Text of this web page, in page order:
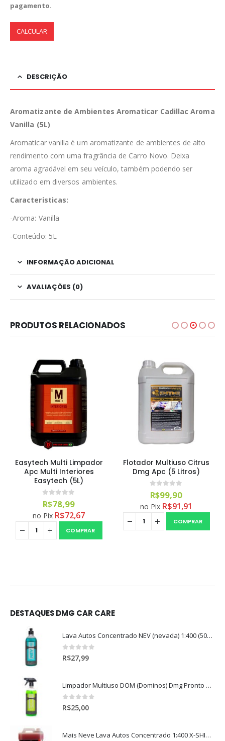
pagamento.
CALCULAR
DESCRIÇÃO
Aromatizante de Ambientes Aromaticar Cadillac Aroma
Vanilla (5L)
Aromaticar vanilla é um aromatizante de ambientes de alto
rendimento com uma fragrância de Carro Novo. Deixa
aroma agradável em seu veículo, também podendo ser
utilizado em diversos ambientes.
Caracteristicas:
-Aroma: Vanilla
-Conteúdo: 5L
INFORMAÇÃO ADICIONAL
AVALIAÇÕES (0)
PRODUTOS RELACIONADOS
Easytech Multi Limpador
Apc Multi Interiores
Easytech (5L)
0 out of 5
R$78,99
no Pix R$72,67
COMPRAR
Flotador Multiuso Citrus
Dmg Apc (5 Litros)
0 out of 5
R$99,90
no Pix R$91,91
COMPRAR
DESTAQUES DMG CAR CARE
Lava Autos Concentrado NEV (nevada) 1:400 (500ml)
0out of 5
R$27,99
Limpador Multiuso DOM (Dominos) Dmg Pronto P/Uso (500ml)
0 out of 5
R$25,00
Mais Neve Lava Autos Concentrado 1:400 X-SHINE 5Litros